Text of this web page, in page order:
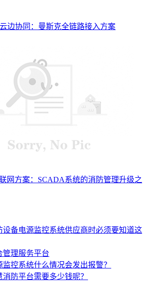
边协同：曼斯克全链路接入方案
网方案：SCADA系统的消防管理升级之
设备电源监控系统供应商时必须要知道这
管理服务平台
控系统什么情况会发出报警？
防平台需要多少钱呢？